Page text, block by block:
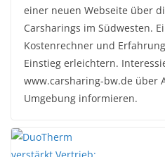
einer neuen Webseite über
Carsharings im Südwesten.
Kostenrechner und
Einstieg erleichtern.
www.carsharing-bw.de über
Umgebung informieren.